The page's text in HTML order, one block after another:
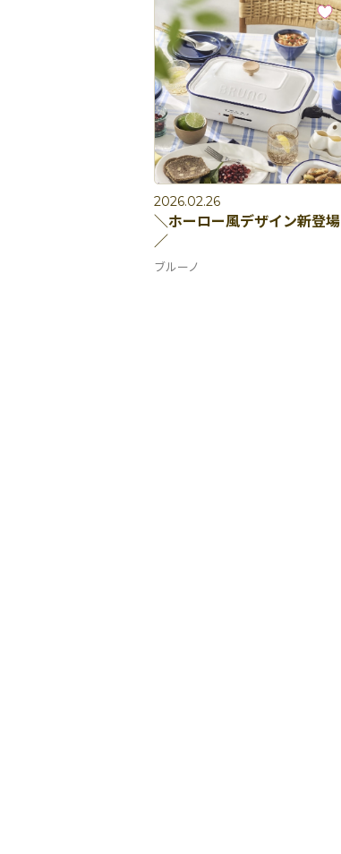
2026.02.26
＼ホーロー風デザイン新登場
／
ブルーノ